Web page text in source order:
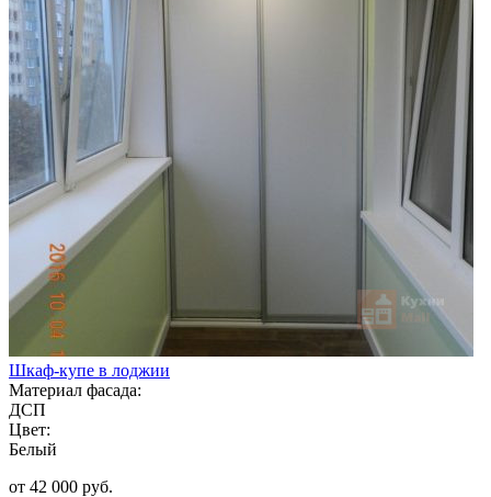
Шкаф-купе в лоджии
Материал фасада:
ДСП
Цвет:
Белый
от 42 000 руб.